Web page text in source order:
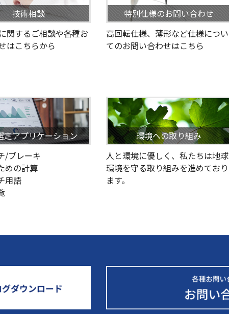
技術相談
関するご相談や各種お
はこちらから
特別仕様のお問い合わせ
高回転仕様、薄形など仕様につい
てのお問い合わせはこちら
定アプリケーション
/ブレーキ
めの計算
用語
環境への取り組み
人と環境に優しく、私たちは地球
環境を守る取り組みを進めており
ます。